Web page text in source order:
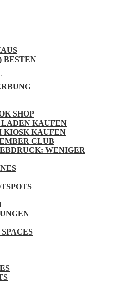
BESTEN
SHOP
KAUFEN
KIOSK KAUFEN
CLUB
WENIGER